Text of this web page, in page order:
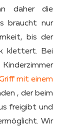
daher die
braucht nur
bis der
klettert. Bei
mit einem
, der beim
freigibt und
Wir